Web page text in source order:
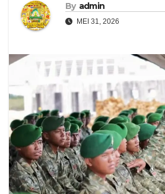
By admin
MEI 31, 2026